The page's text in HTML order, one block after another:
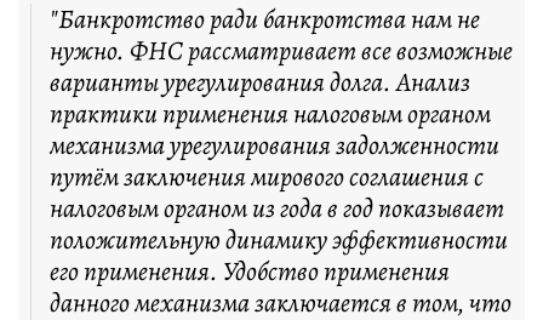
"Банкротство ради банкротства нам не
нужно. ФНС рассматривает все возможные
варианты урегулирования долга. Анализ
практики применения налоговым органом
механизма урегулирования задолженности
путём заключения мирового соглашения с
налоговым органом из года в год показывает
положительную динамику эффективности
его применения. Удобство применения
данного механизма заключается в том, что